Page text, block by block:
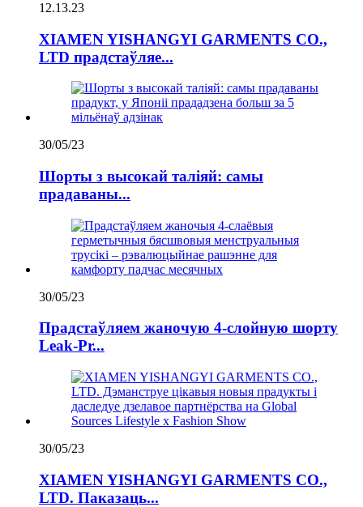
12.13.23
XIAMEN YISHANGYI GARMENTS CO.,
LTD прадстаўляе...
30/05/23
Шорты з высокай таліяй: самы
прадаваны...
30/05/23
Прадстаўляем жаночую 4-слойную шорту
Leak-Pr...
30/05/23
XIAMEN YISHANGYI GARMENTS CO.,
LTD. Паказаць...